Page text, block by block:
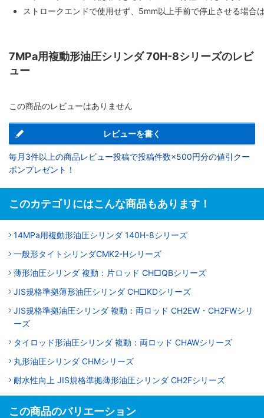
ストロークエンドで使用せず、5mm以上手前で停止させる場合
7MPa用複動形油圧シリンダ 70H-8シリーズのレビ
ュー
この商品のレビューはありません
レビューを書く
毎月3件以上の商品レビュー投稿で投稿件数×500円分の値引クー
ポンプレゼント！
このカテゴリにはこんな商品もあります！
14MPa用複動形油圧シリンダ 140H-8シリーズ
一般形タイトシリンダCMK2-Hシリーズ
薄形油圧シリンダ 複動：片ロッド CH□QBシリーズ
JIS規格準拠薄形油圧シリンダ CH□KDシリーズ
JIS規格準拠油圧シリンダ 複動：両ロッド CH2EW・CH2FWシリ
ーズ
タイロッド形油圧シリンダ 複動：両ロッド CHAWシリーズ
丸形油圧シリンダ CHMシリーズ
耐水性向上 JIS規格準拠薄形油圧シリンダ CH2Fシリーズ
この商品のバリエーション